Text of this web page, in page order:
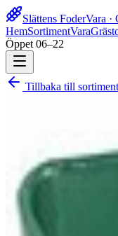
Slättens FoderVara ·
HemSortimentVara
Öppet 06–22
Tillbaka till